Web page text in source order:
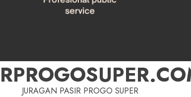
JURAGAN PASIR PROGO SUPER